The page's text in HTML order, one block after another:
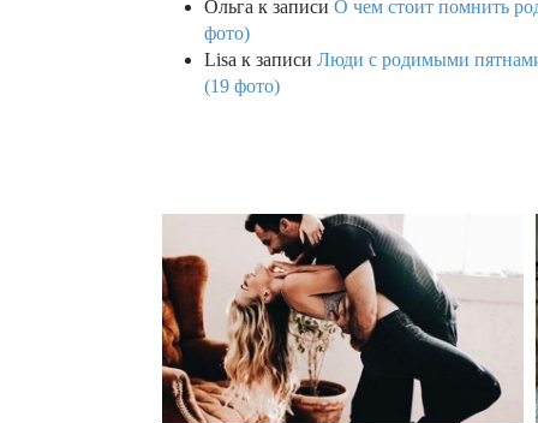
Ольга к записи О чем стоит помнить
фото)
Lisa к записи Люди с родимыми
(19 фото)